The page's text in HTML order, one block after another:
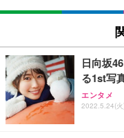
SIHOO
ュチェア
￥27,999
Sezlife
ワーク チ
能 人間
EIZO ビ
￥109,572
【純正品
フック付
Amazon
x2袋(84
￥3,234
ネオ・ル
り 単品
日向坂
る1st写
エンタメ
2022.5.24(